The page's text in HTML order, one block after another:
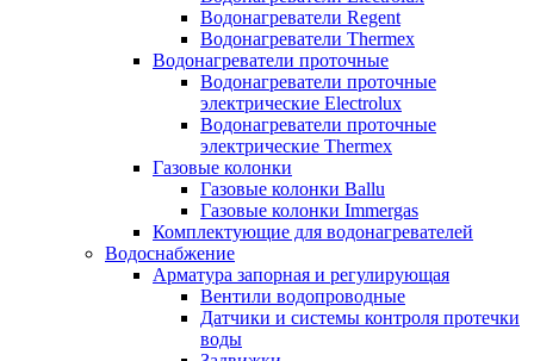
Водонагреватели Regent
Водонагреватели Thermex
Водонагреватели проточные
Водонагреватели проточные
электрические Electrolux
Водонагреватели проточные
электрические Thermex
Газовые колонки
Газовые колонки Ballu
Газовые колонки Immergas
Комплектующие для водонагревателей
Водоснабжение
Арматура запорная и регулирующая
Вентили водопроводные
Датчики и системы контроля протечки
воды